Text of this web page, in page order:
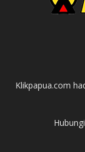
Klikpapua.com